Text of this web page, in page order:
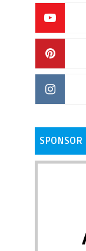
SPONSOR